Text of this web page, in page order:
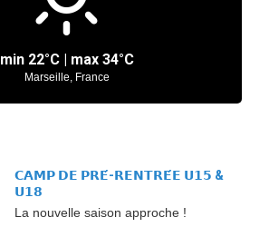
min 22°C | max 34°C
Marseille, France
𝗖𝗔𝗠𝗣 𝗗𝗘 𝗣𝗥𝗘́-𝗥𝗘𝗡𝗧𝗥𝗘́𝗘 𝗨𝟭𝟱 &
𝗨𝟭𝟴
La nouvelle saison approche !